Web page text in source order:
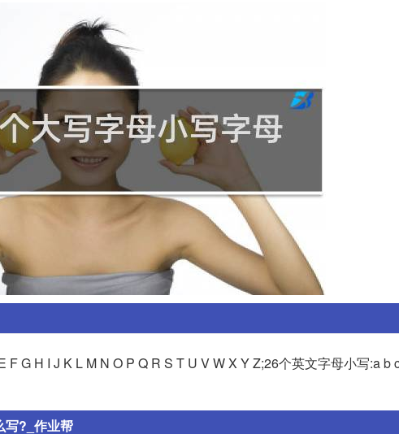
F G H I J K L M N O P Q R S T U V W X Y Z;26个英文字母小写:a b
写?_作业帮